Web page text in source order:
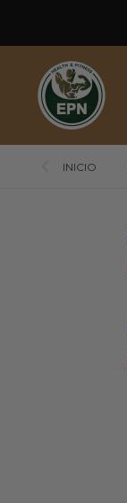
INICIO